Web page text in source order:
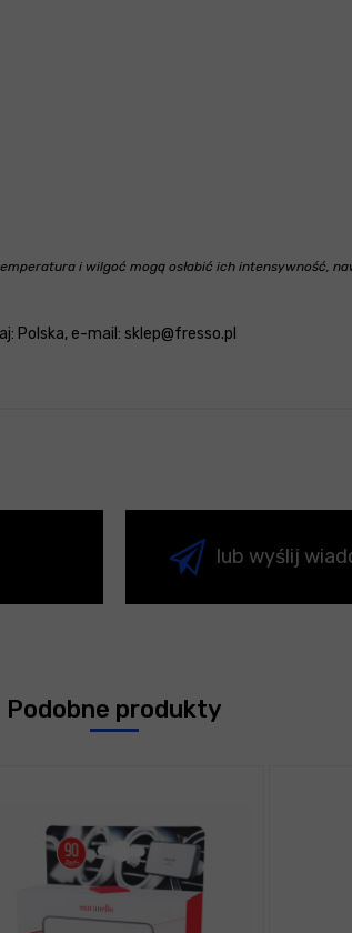
i wilgoć mogą osłabić ich intensywność,
Polska, e-mail: sklep@fresso.pl
lub wyślij
Podobne produkty